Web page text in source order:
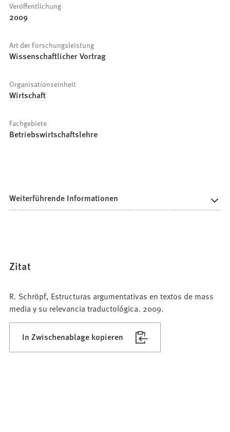
Veröffentlichung
2009
Art der Forschungsleistung
Wissenschaftlicher Vortrag
Organisationseinheit
Wirtschaft
Fachgebiete
Betriebswirtschaftslehre
Weiterführende Informationen
Zitat
R. Schröpf, Estructuras argumentativas en textos de mass
media y su relevancia traductológica. 2009.
In Zwischenablage kopieren